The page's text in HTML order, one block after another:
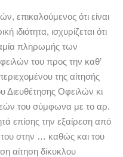
επικαλούμενος ότι είναι
ισχυρίζεται ότι
πληρωμής των
του προς την καθ’
της αίτησής
Διευθέτησης Οφειλών κι
του σύμφωνα με το αρ.
επίσης την εξαίρεση από
του στην … καθώς και του
αίτηση δίκυκλου